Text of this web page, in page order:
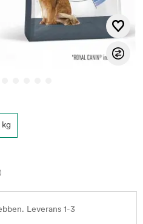
kg
Leverans 1-3